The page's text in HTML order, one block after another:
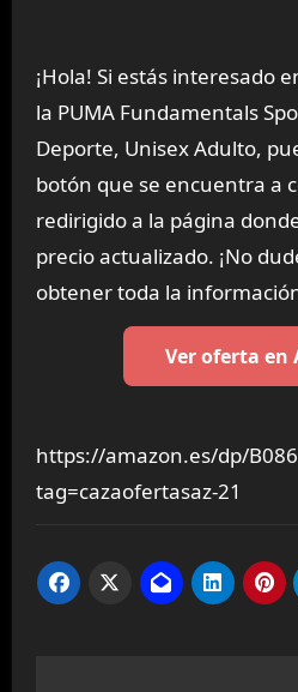
¡Hola! Si estás interesado
la PUMA Fundamentals
Deporte, Unisex Adulto,
botón que se encuentra a
redirigido a la página
precio actualizado. ¡No
obtener toda la
Ver oferta en
https://amazon.es/dp/
tag=cazaofertasaz-21